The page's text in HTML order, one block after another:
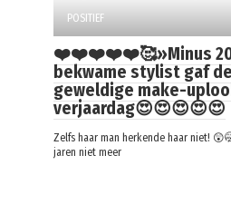
POSITIEF
❤️❤️❤️❤️❤️🥰»Minus 20
bekwame stylist gaf
geweldige make-
verjaardag😍😍😍😍😍
Zelfs haar man herkende haar niet!
jaren niet meer